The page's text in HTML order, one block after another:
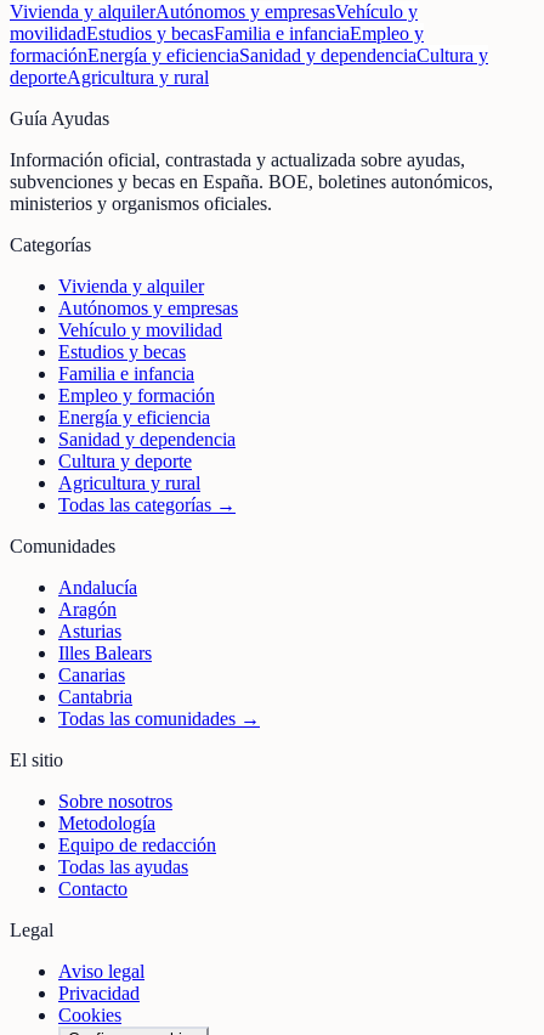
Vivienda y alquilerAutónomos y empresasVehículo y
movilidadEstudios y becasFamilia e infanciaEmpleo y
formaciónEnergía y eficienciaSanidad y dependenciaCultura y
deporteAgricultura y rural
Guía Ayudas
Información oficial, contrastada y actualizada sobre ayudas,
subvenciones y becas en España. BOE, boletines autonómicos,
ministerios y organismos oficiales.
Categorías
Vivienda y alquiler
Autónomos y empresas
Vehículo y movilidad
Estudios y becas
Familia e infancia
Empleo y formación
Energía y eficiencia
Sanidad y dependencia
Cultura y deporte
Agricultura y rural
Todas las categorías →
Comunidades
Andalucía
Aragón
Asturias
Illes Balears
Canarias
Cantabria
Todas las comunidades →
El sitio
Sobre nosotros
Metodología
Equipo de redacción
Todas las ayudas
Contacto
Legal
Aviso legal
Privacidad
Cookies